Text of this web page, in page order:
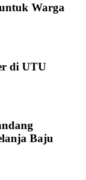
Warga
di UTU
Baju